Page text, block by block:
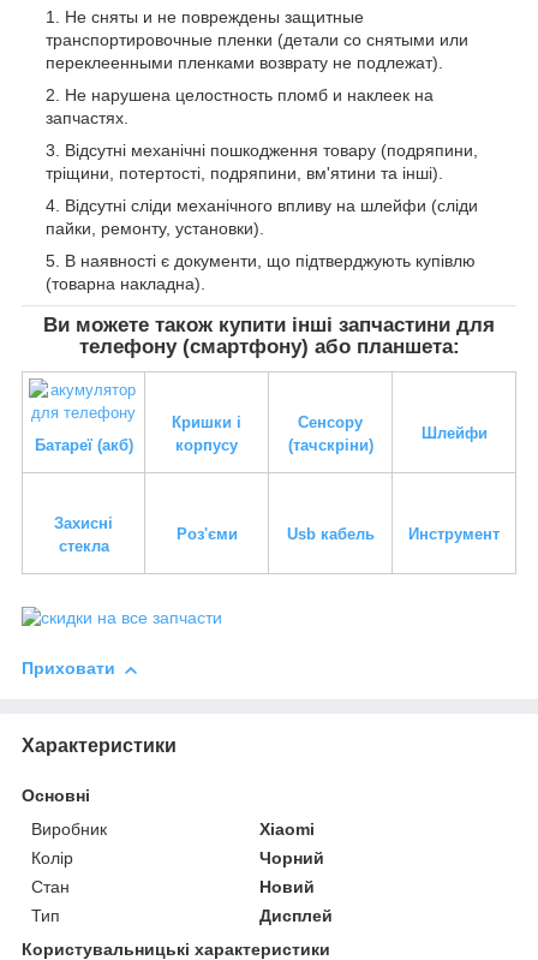
Не сняты и не повреждены защитные
транспортировочные пленки (детали со снятыми или
переклеенными пленками возврату не подлежат).
Не нарушена целостность пломб и наклеек на
запчастях.
Відсутні механічні пошкодження товару (подряпини,
тріщини, потертості, подряпини, вм'ятини та інші).
Відсутні сліди механічного впливу на шлейфи (сліди
пайки, ремонту, установки).
В наявності є документи, що підтверджують купівлю
(товарна накладна).
Ви можете також купити інші запчастини для
телефону (смартфону) або планшета:
Батареї (акб)
Кришки і
корпусу
Сенсору
(тачскріни)
Шлейфи
Захисні
стекла
Роз'єми Usb кабель Инструмент
Приховати
Характеристики
Основні
Виробник
Xiaomi
Колір
Чорний
Стан
Новий
Тип
Дисплей
Користувальницькі характеристики